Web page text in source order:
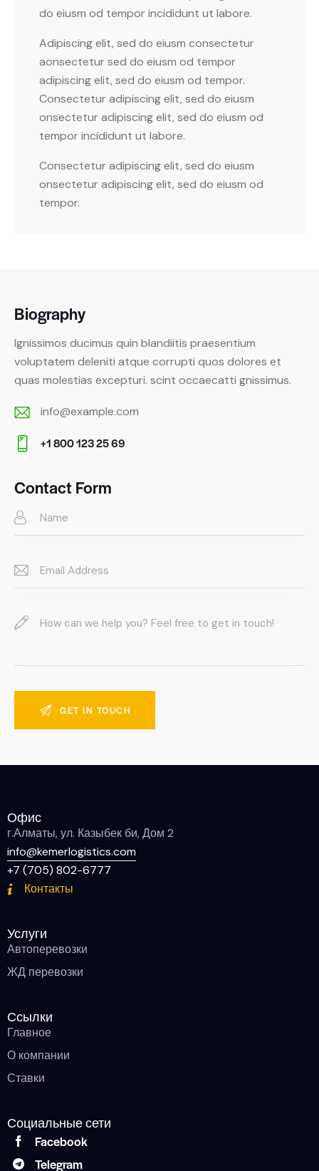
do eiusm od tempor incididunt ut labore.
Adipiscing elit, sed do eiusm consectetur
aonsectetur sed do eiusm od tempor
adipiscing elit, sed do eiusm od tempor.
Consectetur adipiscing elit, sed do eiusm
onsectetur adipiscing elit, sed do eiusm od
tempor incididunt ut labore.
Consectetur adipiscing elit, sed do eiusm
onsectetur adipiscing elit, sed do eiusm od
tempor.
Biography
Ignissimos ducimus quin blandiitis praesentium
voluptatem deleniti atque corrupti quos dolores et
quas molestias excepturi. scint occaecatti gnissimus.
E-
m
info@example.com
on
e:
+1 800 123 25 69
Contact Form
Офис
г.Алматы, ул. Казыбек би, Дом 2 ​
info@kemerlogistics.com
+7 (705) 802-6777
Контакты
Услуги
Автоперевозки
ЖД перевозки
Ссылки
Главное
О компании
Ставки
Социальные сети
Facebook
Telegram